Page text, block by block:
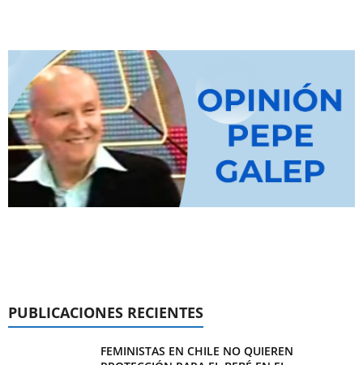
PUBLICACIONES RECIENTES
FEMINISTAS EN CHILE NO QUIEREN